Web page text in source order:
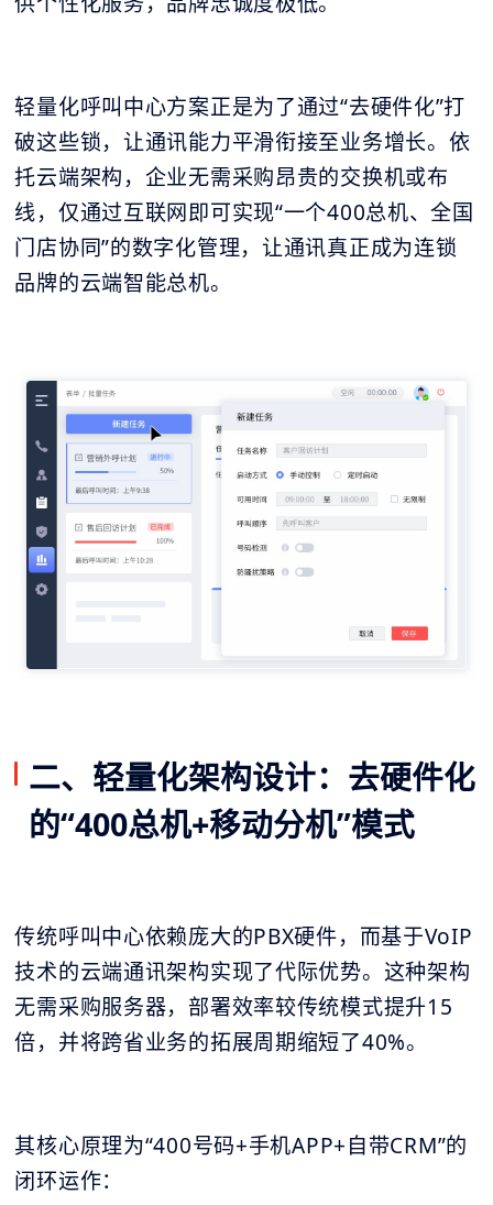
轻量化呼叫中心方案正是为了通过“去硬件化”打
破这些锁，让通讯能力平滑衔接至业务增长。依
托云端架构，企业无需采购昂贵的交换机或布
线，仅通过互联网即可实现“一个400总机、全国
门店协同”的数字化管理，让通讯真正成为连锁
品牌的云端智能总机。
二、轻量化架构设计：去硬件化
的“400总机+移动分机”模式
传统呼叫中心依赖庞大的PBX硬件，而基于VoIP
技术的云端通讯架构实现了代际优势。这种架构
无需采购服务器，部署效率较传统模式提升15
倍，并将跨省业务的拓展周期缩短了40%。
其核心原理为“400号码+手机APP+自带CRM”的
闭环运作：